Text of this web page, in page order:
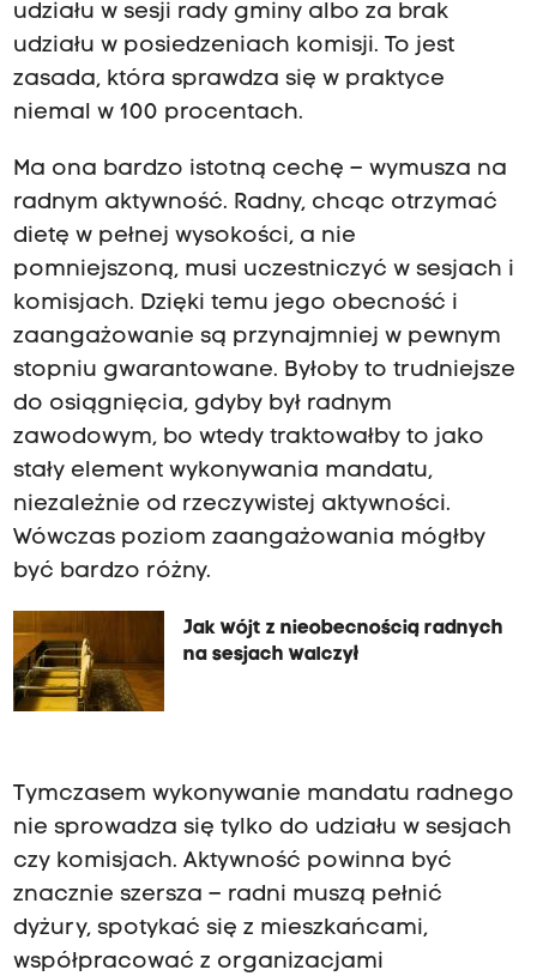
udziału w sesji rady gminy albo za brak
udziału w posiedzeniach komisji. To jest
zasada, która sprawdza się w praktyce
niemal w 100 procentach.
Ma ona bardzo istotną cechę – wymusza na
radnym aktywność. Radny, chcąc otrzymać
dietę w pełnej wysokości, a nie
pomniejszoną, musi uczestniczyć w sesjach i
komisjach. Dzięki temu jego obecność i
zaangażowanie są przynajmniej w pewnym
stopniu gwarantowane. Byłoby to trudniejsze
do osiągnięcia, gdyby był radnym
zawodowym, bo wtedy traktowałby to jako
stały element wykonywania mandatu,
niezależnie od rzeczywistej aktywności.
Wówczas poziom zaangażowania mógłby
być bardzo różny.
Jak wójt z nieobecnością radnych
na sesjach walczył
Tymczasem wykonywanie mandatu radnego
nie sprowadza się tylko do udziału w sesjach
czy komisjach. Aktywność powinna być
znacznie szersza – radni muszą pełnić
dyżury, spotykać się z mieszkańcami,
współpracować z organizacjami